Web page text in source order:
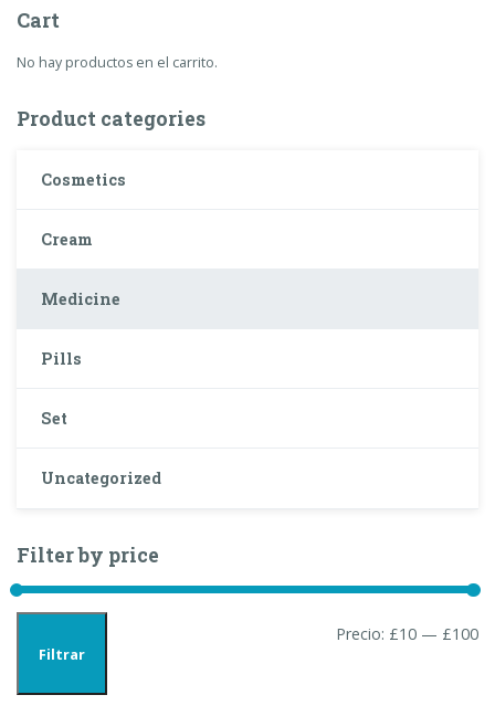
Cart
No hay productos en el carrito.
Product categories
Cosmetics
Cream
Medicine
Pills
Set
Uncategorized
Filter by price
Filtrar
Precio: £10 — £100